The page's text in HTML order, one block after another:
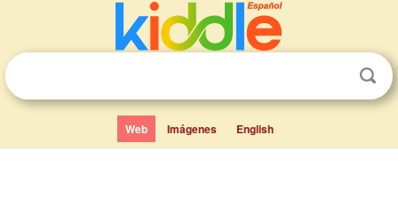
Web Imágenes English